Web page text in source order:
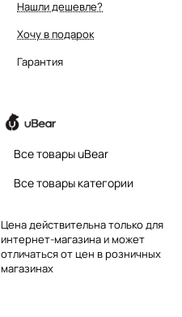
Нашли дешевле?
Хочу в подарок
Гарантия
Все товары uBear
Все товары категории
Цена действительна только для
интернет-магазина и может
отличаться от цен в розничных
магазинах